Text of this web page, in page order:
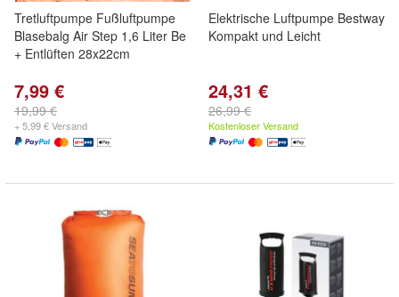
Tretluftpumpe Fußluftpumpe
Blasebalg Air Step 1,6 Liter Be
+ Entlüften 28x22cm
7,99 €
19,99 €
+ 5,99 € Versand
Elektrische Luftpumpe Bestway
Kompakt und Leicht
24,31 €
26,99 €
Kostenloser Versand